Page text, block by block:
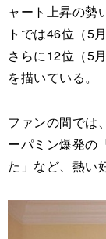
ャート上昇の勢
トでは46位（5
さらに12位（5
を描いている。
ファンの間では
ーパミン爆発の
た」など、熱い